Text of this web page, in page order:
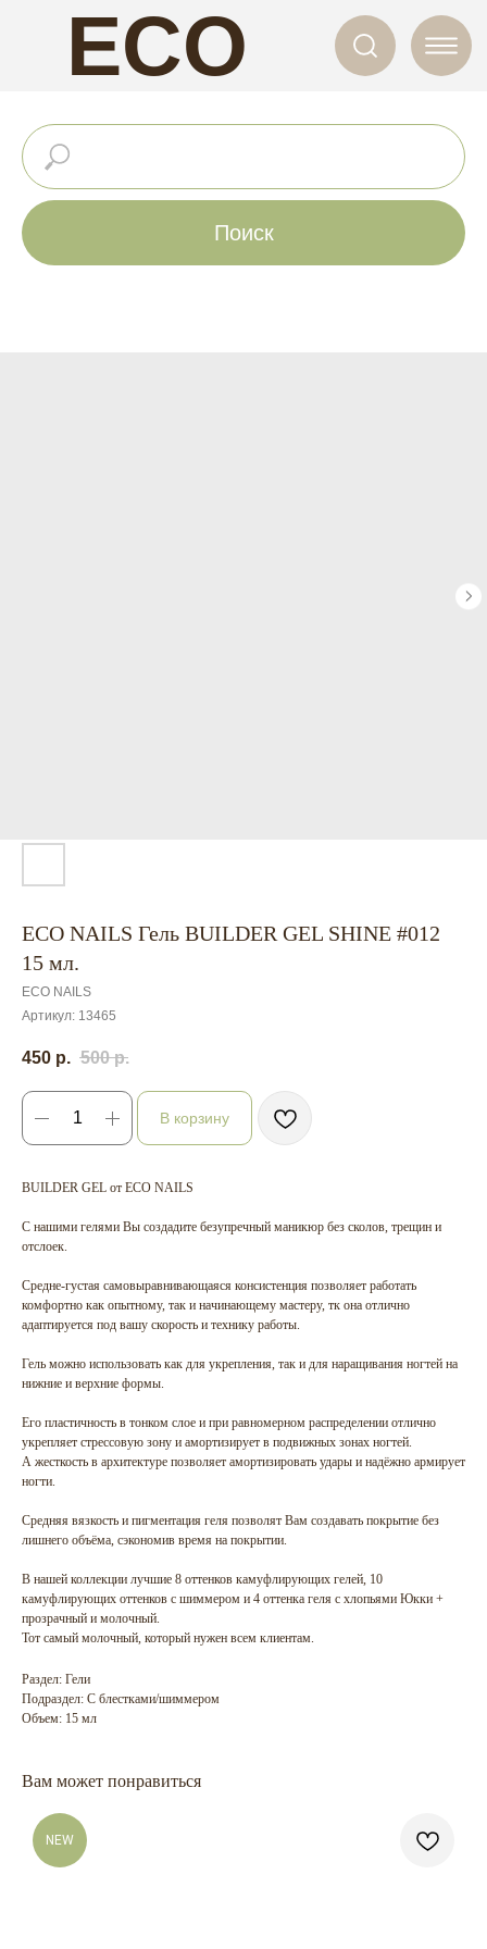
ECO
NAILS
Поиск
ECO NAILS Гель BUILDER GEL SHINE #012
15 мл.
ECO NAILS
Артикул: 13465
450 р. 500 р.
В корзину
BUILDER GEL от ECO NAILS
С нашими гелями Вы создадите безупречный маникюр без сколов, трещин и
отслоек.
Средне-густая самовыравнивающаяся консистенция позволяет работать
комфортно как опытному, так и начинающему мастеру, тк она отлично
адаптируется под вашу скорость и технику работы.
Гель можно использовать как для укрепления, так и для наращивания ногтей на
нижние и верхние формы.
Его пластичность в тонком слое и при равномерном распределении отлично
укрепляет стрессовую зону и амортизирует в подвижных зонах ногтей.
А жесткость в архитектуре позволяет амортизировать удары и надёжно армирует
ногти.
Средняя вязкость и пигментация геля позволят Вам создавать покрытие без
лишнего объёма, сэкономив время на покрытии.
В нашей коллекции лучшие 8 оттенков камуфлирующих гелей, 10
камуфлирующих оттенков с шиммером и 4 оттенка геля с хлопьями Юкки +
прозрачный и молочный.
Тот самый молочный, который нужен всем клиентам.
Раздел: Гели
Подраздел: С блестками/шиммером
Объем: 15 мл
Вам может понравиться
NEW